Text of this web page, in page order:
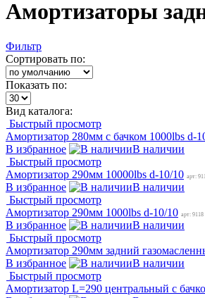
Амортизаторы
Фильтр
Сортировать по:
Показать по:
Вид каталога:
Быстрый просмотр
Амортизатор 280мм с бачком 1000lbs d-
В избранное
В наличии
Быстрый просмотр
Амортизатор 290мм 10000lbs d-10/10 арт:
В избранное
В наличии
Быстрый просмотр
Амортизатор 290мм 1000lbs d-10/10 арт: 9118
В избранное
В наличии
Быстрый просмотр
Амортизатор 290мм задний
В избранное
В наличии
Быстрый просмотр
Амортизатор L=290 центральный с